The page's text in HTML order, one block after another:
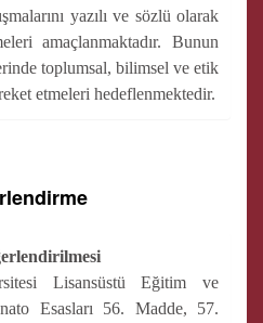
yazılı ve sözlü olarak
amaçlanmaktadır. Bunun
toplumsal, bilimsel ve etik
etmeleri hedeflenmektedir.
Lisansüstü Eğitim ve
Esasları 56. Madde, 57.